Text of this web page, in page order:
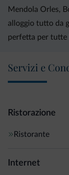
Mendola Orles,
alloggio tutto da
perfetta per tutte
Servizi e
Ristorazione
Ristorante
Internet